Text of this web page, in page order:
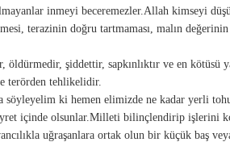
inmeyi beceremezler.Allah kimseyi
terazinin doğru tartmaması, malın
öldürmedir, şiddettir, sapkınlıktır ve en
terörden tehlikelidir.
söyleyelim ki hemen elimizde ne kadar yerli
içinde olsunlar.Milleti bilinçlendirip işlerini
uğraşanlara ortak olun bir küçük baş